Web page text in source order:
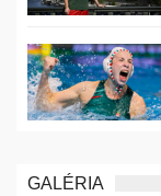
GALÉRIA